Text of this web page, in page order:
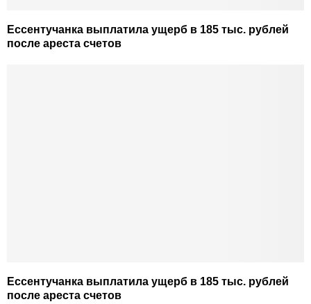
Ессентучанка выплатила ущерб в 185 тыс. рублей
после ареста счетов
Ессентучанка выплатила ущерб в 185 тыс. рублей
после ареста счетов